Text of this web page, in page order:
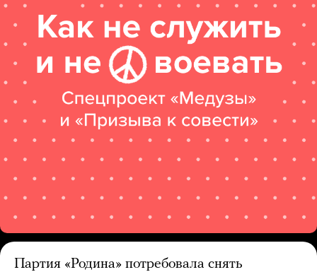
Партия «Родина» потребовала снять